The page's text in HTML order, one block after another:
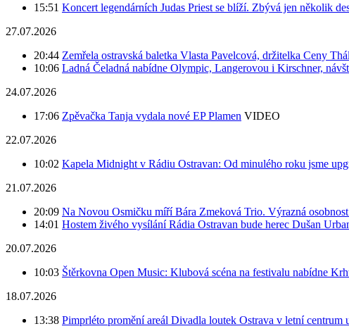
15:51 Koncert legendárních Judas Priest se blíží. Zbývá jen několik
27.07.2026
20:44 Zemřela ostravská baletka Vlasta Pavelcová, držitelka Ceny
10:06 Ladná Čeladná nabídne Olympic, Langerovou i Kirschner,
24.07.2026
17:06 Zpěvačka Tanja vydala nové EP Plamen VIDEO
22.07.2026
10:02 Kapela Midnight v Rádiu Ostravan: Od minulého roku jsme
21.07.2026
20:09 Na Novou Osmičku míří Bára Zmeková Trio. Výrazná
14:01 Hostem živého vysílání Rádia Ostravan bude herec Dušan
20.07.2026
10:03 Štěrkovna Open Music: Klubová scéna na festivalu nabídne
18.07.2026
13:38 Pimprléto promění areál Divadla loutek Ostrava v letní centrum